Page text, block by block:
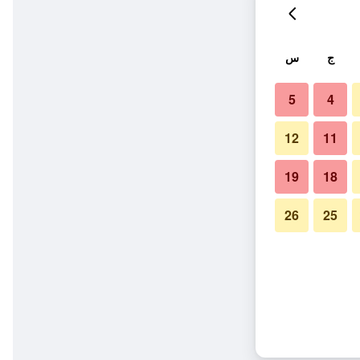
ج س
4
5
11
12
18
19
25
26